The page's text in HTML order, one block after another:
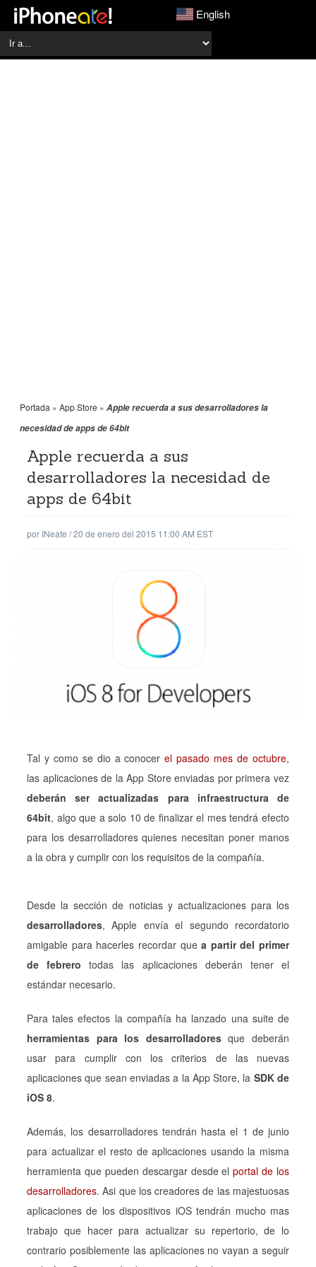
English
Portada » App Store » Apple recuerda a sus desarrolladores la
necesidad de apps de 64bit
Apple recuerda a sus
desarrolladores la necesidad de
apps de 64bit
por INeate /20 de enero del 2015 11:00 AM EST
Tal y como se dio a conocerel pasado mes de octubre,
las aplicaciones de la App Store enviadas por primera vez
deberán ser actualizadas para infraestructura de
64bit, algo que a solo 10 de finalizar el mes tendrá efecto
para los desarrolladores quienes necesitan poner manos
a la obra y cumplir con los requisitos de la compañía.
Desde la sección de noticias y actualizaciones para los
desarrolladores, Apple envía el segundo recordatorio
amigable para hacerles recordar quea partir del primer
de febrero todas las aplicaciones deberán tener el
estándar necesario.
Para tales efectos la compañía ha lanzado una suite de
herramientas para los desarrolladoresque deberán
usar para cumplir con los criterios de las nuevas
aplicaciones que sean enviadas a la App Store, la SDK de
iOS 8.
Además, los desarrolladores tendrán hasta el 1 de junio
para actualizar el resto de aplicaciones usando la misma
herramienta que pueden descargar desde elportal de los
desarrolladores. Asi que los creadores de las majestuosas
aplicaciones de los dispositivos iOS tendrán mucho mas
trabajo que hacer para actualizar su repertorio, de lo
contrario posiblemente las aplicaciones no vayan a seguir